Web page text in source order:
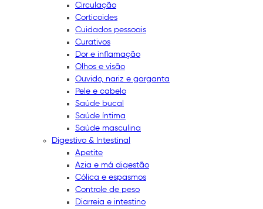
Circulação
Corticoides
Cuidados pessoais
Curativos
Dor e inflamação
Olhos e visão
Ouvido, nariz e garganta
Pele e cabelo
Saúde bucal
Saúde íntima
Saúde masculina
Digestivo & Intestinal
Apetite
Azia e má digestão
Cólica e espasmos
Controle de peso
Diarreia e intestino